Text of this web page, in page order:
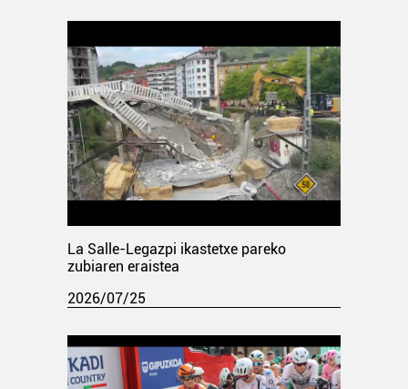
La Salle-Legazpi ikastetxe pareko
zubiaren eraistea
2026/07/25